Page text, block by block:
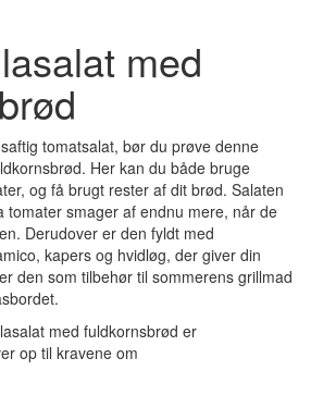
med
tomatsalat, bør du prøve denne
Her kan du både bruge
og få brugt rester af dit brød. Salaten
tomater smager af endnu mere, når de
Derudover er den fyldt med
kapers og hvidløg, der giver din
den som tilbehør til sommerens grillmad
med fuldkornsbrød er
op til kravene om